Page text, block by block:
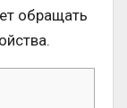
обращать